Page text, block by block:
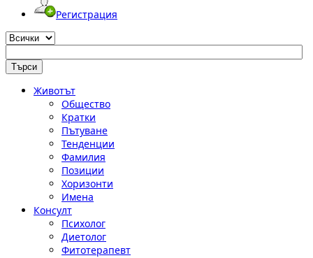
Регистрация
Животът
Общество
Кратки
Пътуване
Тенденции
Фамилия
Позиции
Хоризонти
Имена
Консулт
Психолог
Диетолог
Фитотерапевт